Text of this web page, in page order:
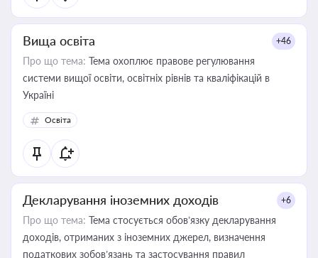
Вища освіта +46
Про що тема: Тема охоплює правове регулювання
системи вищої освіти, освітніх рівнів та кваліфікацій в
Україні
Освіта
Декларування іноземних доходів +6
Про що тема: Тема стосується обов’язку декларування
доходів, отриманих з іноземних джерел, визначення
податкових зобов’язань та застосування правил